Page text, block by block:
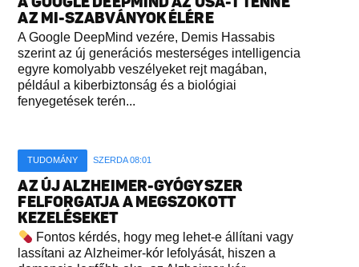
AZ MI-SZABVÁNYOK ÉLÉRE
A Google DeepMind vezére, Demis Hassabis
szerint az új generációs mesterséges intelligencia
egyre komolyabb veszélyeket rejt magában,
például a kiberbiztonság és a biológiai
fenyegetések terén...
TUDOMÁNY SZERDA 08:01
AZ ÚJ ALZHEIMER-GYÓGYSZER
FELFORGATJA A MEGSZOKOTT
KEZELÉSEKET
Fontos kérdés, hogy meg lehet-e állítani vagy
lassítani az Alzheimer-kór lefolyását, hiszen a